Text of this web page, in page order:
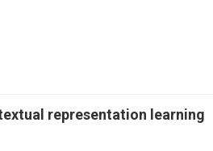
representation learning